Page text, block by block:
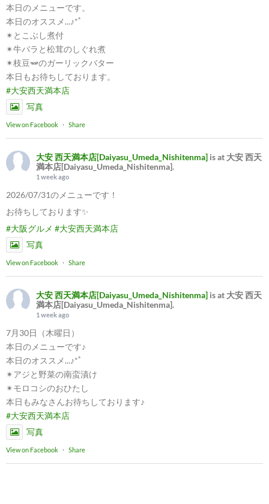
本日のメニューです。
本日のオススメ...♪*ﾟ
✴︎とこぶし煮付
✴︎牛バラと松茸のしぐれ煮
✴︎枝豆🫛のガーリックバター
本日もお待ちしております。
#大安西天満本店
写真
View on Facebook · Share
大安 西天満本店[Daiyasu_Umeda_Nishitenma] is at 大安 西天
満本店[Daiyasu_Umeda_Nishitenma].
1 week ago
2026/07/31のメニューです！
お待ちしております✨
#大阪グルメ #大安西天満本店
写真
View on Facebook · Share
大安 西天満本店[Daiyasu_Umeda_Nishitenma] is at 大安 西天
満本店[Daiyasu_Umeda_Nishitenma].
1 week ago
7月30日（木曜日）
本日のメニューです♪
本日のオススメ...♪*ﾟ
✴︎アジと野菜の南蛮漬け
✴︎モロコシのおひたし
本日もみなさんお待ちしております♪
#大安西天満本店
写真
View on Facebook · Share